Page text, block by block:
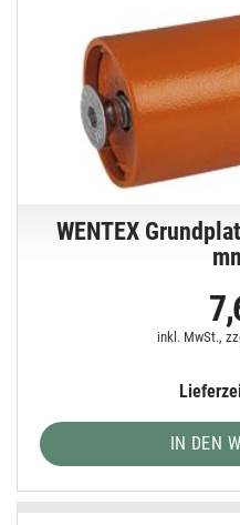
WENTEX
inkl. MwSt.,
IN DEN